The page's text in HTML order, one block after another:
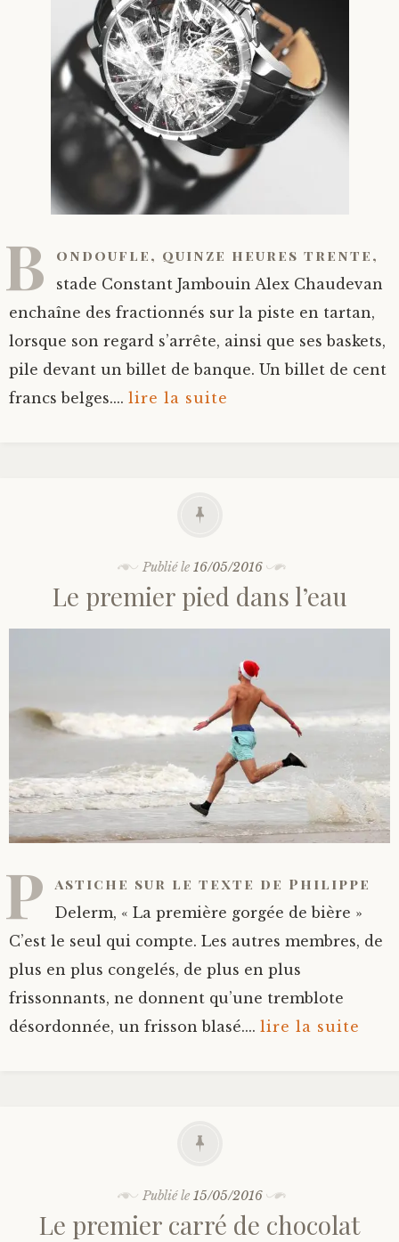
B ondoufle, quinze heures trente,
stade Constant Jambouin Alex Chaudevan
enchaîne des fractionnés sur la piste en tartan,
lorsque son regard s’arrête, ainsi que ses baskets,
pile devant un billet de banque. Un billet de cent
francs belges.... lire la suite
Publié le 16/05/2016
Le premier pied dans l’eau
P astiche sur le texte de Philippe
Delerm, « La première gorgée de bière »
C’est le seul qui compte. Les autres membres, de
plus en plus congelés, de plus en plus
frissonnants, ne donnent qu’une tremblote
désordonnée, un frisson blasé.... lire la suite
Publié le 15/05/2016
Le premier carré de chocolat